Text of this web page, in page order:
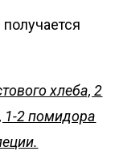
хлеба, 2
1-2 помидора